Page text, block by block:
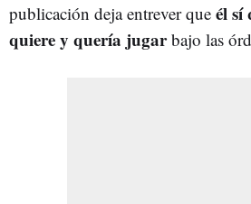
publicación deja entrever que él sí
quiere y quería jugarbajo las